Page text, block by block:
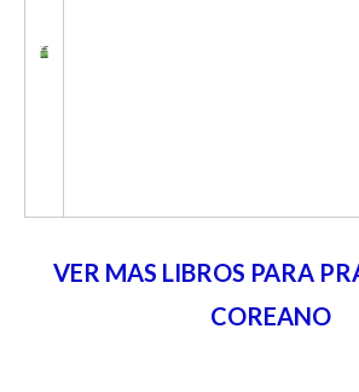
VER MAS LIBROS PARA
COREANO